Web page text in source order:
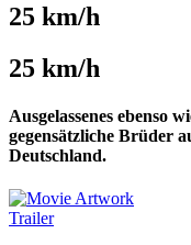
25 km/h
25 km/h
Ausgelassenes ebenso
gegensätzliche Brüder
Deutschland.
Trailer